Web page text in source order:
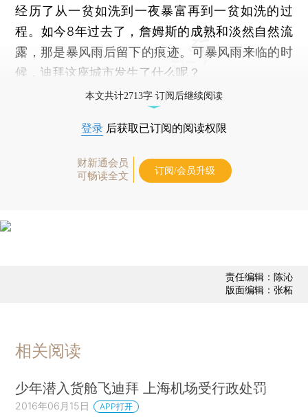
经历了从一贫如洗到一夜暴富再到一贫如洗的过
程。如今8年过去了，詹姆斯的成熟和淡然自然流
露，那是暴风雨后留下的痕迹。可暴风雨来临的时
候，迪拜这座城市发生了什么呢？
本文共计2713字 订阅后继续阅读
登录 后获取已订阅的阅读权限
财新通会员
可畅读全文
订阅/会员升级
责任编辑：陈沁
版面编辑：张柘
相关阅读
少年潜入货舱飞迪拜 上海机场受行政处罚
2016年06月15日 APP打开